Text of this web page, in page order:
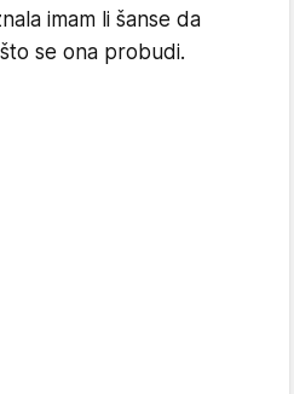
imam li šanse da
se ona probudi.